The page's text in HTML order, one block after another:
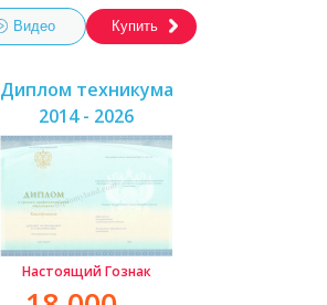
Видео Купить
Диплом техникума
2014 - 2026
Настоящий Гознак